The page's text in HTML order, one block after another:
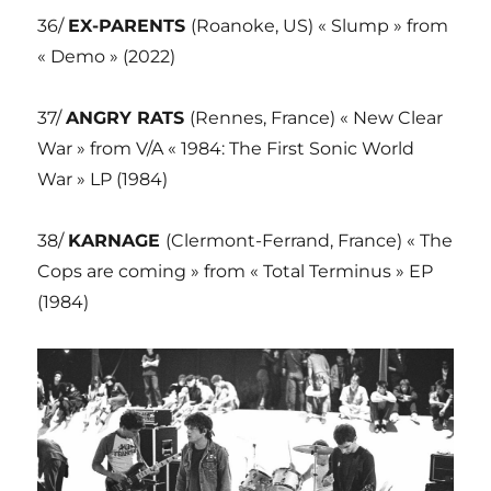
36/ EX-PARENTS (Roanoke, US) « Slump » from
« Demo » (2022)
37/ANGRY RATS (Rennes, France) « New Clear
War » from V/A « 1984: The First Sonic World
War » LP (1984)
38/ KARNAGE (Clermont-Ferrand, France) « The
Cops are coming » from « Total Terminus » EP
(1984)